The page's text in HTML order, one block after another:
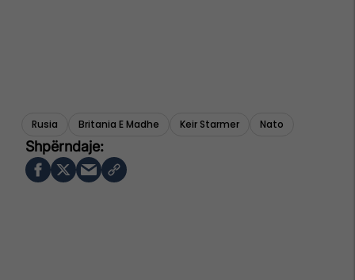
Rusia Britania E Madhe Keir Starmer Nato